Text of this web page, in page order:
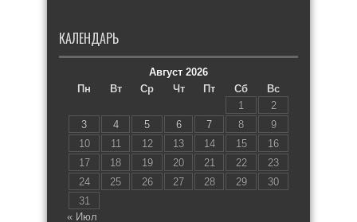
КАЛЕНДАРЬ
Август 2026
Пн
Вт Ср Чт Пт Сб
Вс
1
2
3
4 5 6 7 8
9
10
11 12 13 14 15
16
17
18 19 20 21 22
23
24
25 26 27 28 29
30
31
« Июл